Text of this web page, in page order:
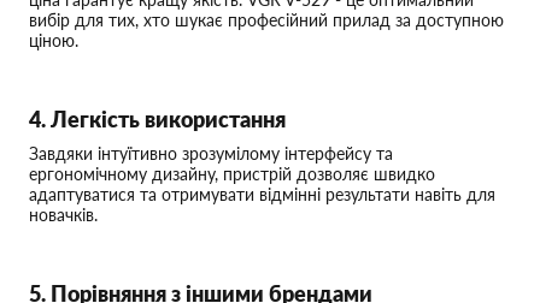
вибір для тих, хто шукає професійний прилад за доступною
ціною.
4. Легкість використання
Завдяки інтуїтивно зрозумілому інтерфейсу та
ергономічному дизайну, пристрій дозволяє швидко
адаптуватися та отримувати відмінні результати навіть для
новачків.
5. Порівняння з іншими брендами